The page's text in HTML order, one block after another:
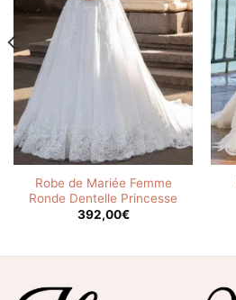
Robe de Mariée Femme
Ronde Dentelle Princesse
392,00€